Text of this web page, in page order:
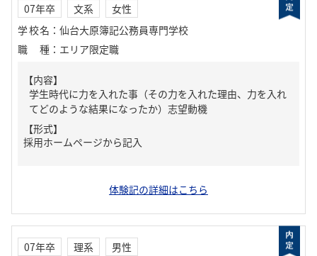
07年卒 文系
女性
学校名 ： 仙台大原簿記公務員専門学校
職種 ： エリア限定職
【内容】
学生時代に力を入れた事（その力を入れた理由、力を入れ
てどのような結果になったか）志望動機
【形式】
採用ホームページから記入
体験記の詳細はこちら
07年卒 理系
男性